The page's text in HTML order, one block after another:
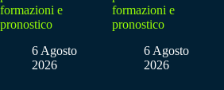
formazioni e
pronostico
6 Agosto
2026
formazioni e
pronostico
6 Agosto
2026